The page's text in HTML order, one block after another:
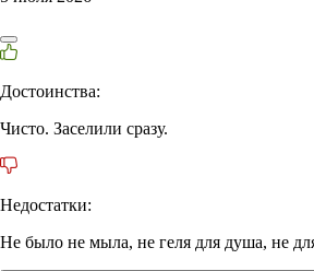
Достоинства:
Чисто. Заселили сразу.
Недостатки:
Не было не мыла, не геля для душа, не